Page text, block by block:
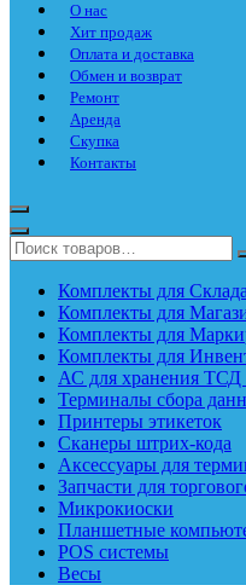
О нас
Хит продаж
Оплата и доставка
Обмен и возврат
Ремонт
Аренда
Скупка
Контакты
Комплекты для Склада
Комплекты для
Комплекты для
Комплекты для
АС для хранения ТСД
Терминалы сбора
Принтеры этикеток
Сканеры штрих-кода
Аксессуары для
Запчасти для
Микрокиоски
Планшетные
POS системы
Весы